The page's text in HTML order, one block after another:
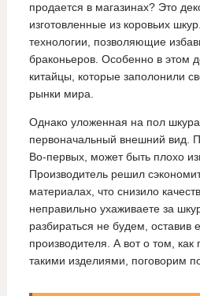
продается в магазинах? Это
изготовленные из коровьих
технологии, позволяющие
браконьеров. Особенно в этом
китайцы, которые заполонили
рынки мира.
Однако уложенная на пол
первоначальный внешний вид.
Во-первых, может быть плохо
Производитель решил
материалах, что снизило
неправильно ухаживаете за
разбираться не будем, оставив
производителя. А вот о том, как
такими изделиями, поговорим